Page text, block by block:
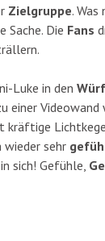
Zielgruppe.
Sache. Die Fans
Luke in den
einer
kräftige
wieder sehr
sich! Gefühle,